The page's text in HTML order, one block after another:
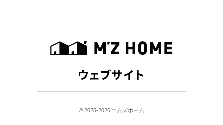
© 2025-2026 エムズホーム